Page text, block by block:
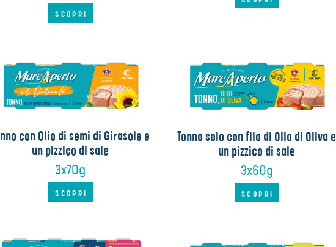
SCOPRI
con Olio di semi di Girasole e
un pizzico di sale
3x70g
SCOPRI
Tonno solo con filo di Olio di Oliva e
un pizzico di sale
3x60g
SCOPRI